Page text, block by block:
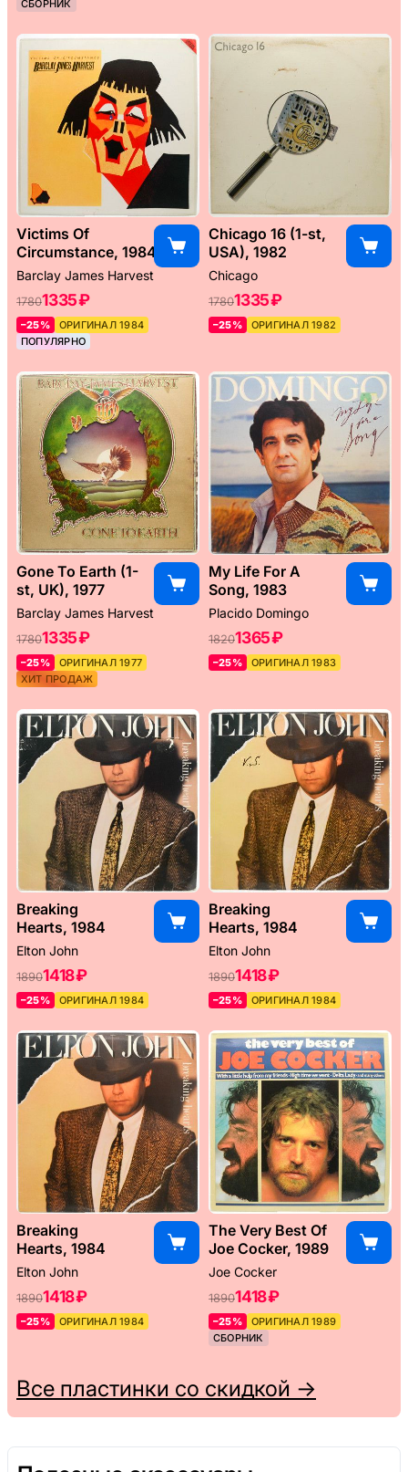
СБОРНИК
Victims Of
Circumstance, 1984
Barclay James Harvest
17801335 ₽
–25%
ОРИГИНАЛ 1984
ПОПУЛЯРНО
Chicago 16 (1-st,
USA), 1982
Chicago
17801335 ₽
–25% ОРИГИНАЛ 1982
Gone To Earth (1-
st, UK), 1977
Barclay James Harvest
17801335 ₽
–25%
ОРИГИНАЛ 1977
ХИТ ПРОДАЖ
My Life For A
Song, 1983
Placido Domingo
18201365 ₽
–25% ОРИГИНАЛ 1983
Breaking
Hearts, 1984
Elton John
18901418 ₽
–25% ОРИГИНАЛ 1984
Breaking
Hearts, 1984
Elton John
18901418 ₽
–25% ОРИГИНАЛ 1984
Breaking
Hearts, 1984
Elton John
18901418 ₽
–25% ОРИГИНАЛ 1984
The Very Best Of
Joe Cocker, 1989
Joe Cocker
18901418 ₽
–25%
ОРИГИНАЛ 1989
СБОРНИК
Все пластинки со скидкой →